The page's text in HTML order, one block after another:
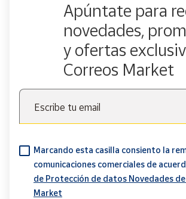
Apúntate para
novedades,
y ofertas
Correos Market
Escribe tu email
Marcando esta casilla consiento la
comunicaciones comerciales de
de Protección de datos Novedades
Market